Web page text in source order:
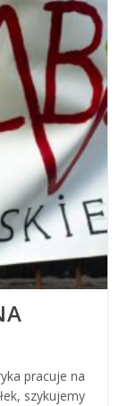
pracuje na
szykujemy